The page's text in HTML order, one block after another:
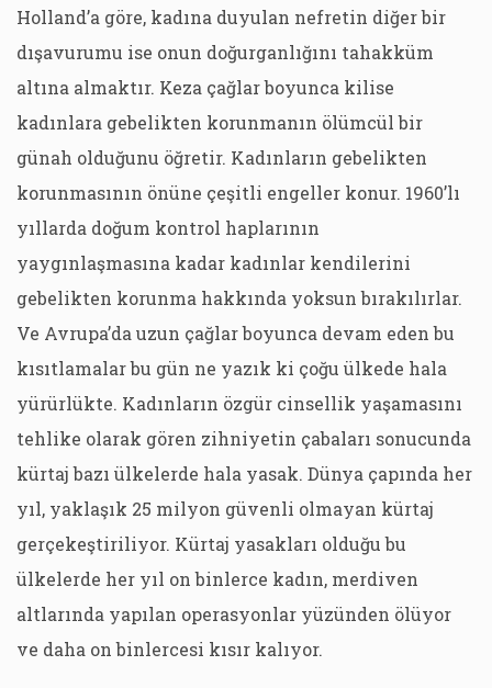
Holland’a göre, kadına duyulan nefretin diğer bir
dışavurumu ise onun doğurganlığını tahakküm
altına almaktır. Keza çağlar boyunca kilise
kadınlara gebelikten korunmanın ölümcül bir
günah olduğunu öğretir. Kadınların gebelikten
korunmasının önüne çeşitli engeller konur. 1960’lı
yıllarda doğum kontrol haplarının
yaygınlaşmasına kadar kadınlar kendilerini
gebelikten korunma hakkında yoksun bırakılırlar.
Ve Avrupa’da uzun çağlar boyunca devam eden bu
kısıtlamalar bu gün ne yazık ki çoğu ülkede hala
yürürlükte. Kadınların özgür cinsellik yaşamasını
tehlike olarak gören zihniyetin çabaları sonucunda
kürtaj bazı ülkelerde hala yasak. Dünya çapında her
yıl, yaklaşık 25 milyon güvenli olmayan kürtaj
gerçekeştiriliyor. Kürtaj yasakları olduğu bu
ülkelerde her yıl on binlerce kadın, merdiven
altlarında yapılan operasyonlar yüzünden ölüyor
ve daha on binlercesi kısır kalıyor.